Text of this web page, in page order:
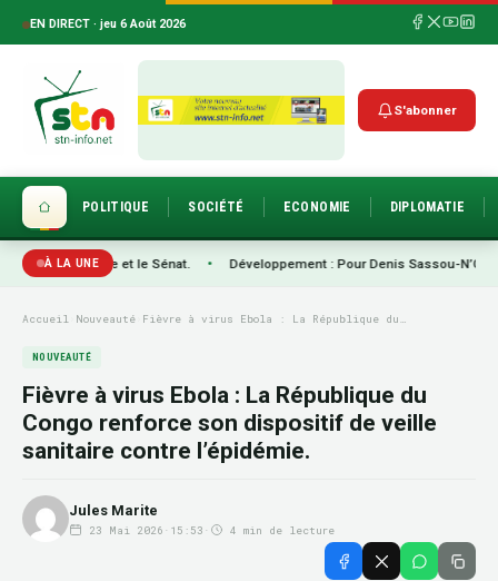
EN DIRECT · jeu 6 Août 2026
S'abonner
POLITIQUE SOCIÉTÉ ECONOMIE DIPLOMATIE
À LA UNE
nationale et le Sénat. • Développement : Pour Denis Sassou-N’Guesso,
Accueil Nouveauté Fièvre à virus Ebola : La République du…
NOUVEAUTÉ
Fièvre à virus Ebola : La République du
Congo renforce son dispositif de veille
sanitaire contre l’épidémie.
Jules Marite
23 Mai 2026 · 15:53 · 4 min de lecture